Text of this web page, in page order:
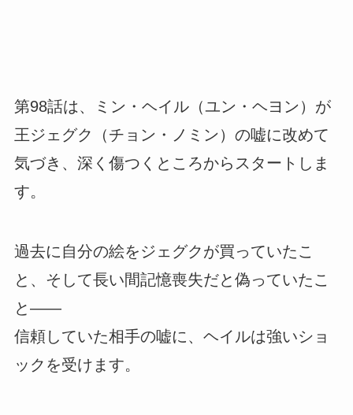
第98話は、ミン・ヘイル（ユン・ヘヨン）が
王ジェグク（チョン・ノミン）の嘘に改めて
気づき、深く傷つくところからスタートしま
す。
過去に自分の絵をジェグクが買っていたこ
と、そして長い間記憶喪失だと偽っていたこ
と――
信頼していた相手の嘘に、ヘイルは強いショ
ックを受けます。